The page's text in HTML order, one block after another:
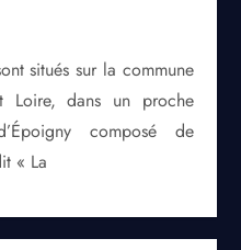
situés sur la commune
Loire, dans un proche
composé de
« La